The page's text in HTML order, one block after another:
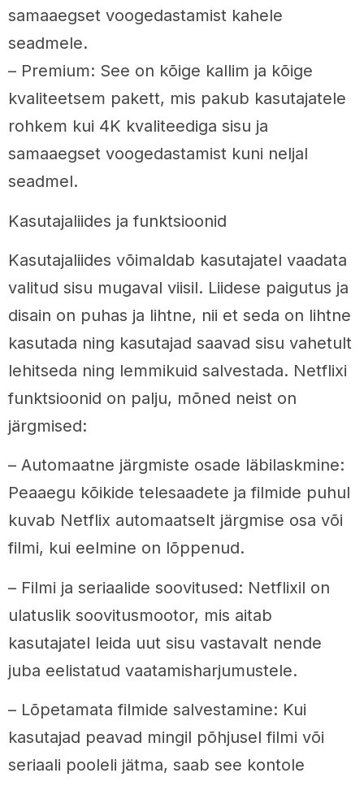
samaaegset voogedastamist kahele
seadmele.
– Premium: See on kõige kallim ja kõige
kvaliteetsem pakett, mis pakub kasutajatele
rohkem kui 4K kvaliteediga sisu ja
samaaegset voogedastamist kuni neljal
seadmel.
Kasutajaliides ja funktsioonid
Kasutajaliides võimaldab kasutajatel vaadata
valitud sisu mugaval viisil. Liidese paigutus ja
disain on puhas ja lihtne, nii et seda on lihtne
kasutada ning kasutajad saavad sisu vahetult
lehitseda ning lemmikuid salvestada. Netflixi
funktsioonid on palju, mõned neist on
järgmised:
– Automaatne järgmiste osade läbilaskmine:
Peaaegu kõikide telesaadete ja filmide puhul
kuvab Netflix automaatselt järgmise osa või
filmi, kui eelmine on lõppenud.
– Filmi ja seriaalide soovitused: Netflixil on
ulatuslik soovitusmootor, mis aitab
kasutajatel leida uut sisu vastavalt nende
juba eelistatud vaatamisharjumustele.
– Lõpetamata filmide salvestamine: Kui
kasutajad peavad mingil põhjusel filmi või
seriaali pooleli jätma, saab see kontole